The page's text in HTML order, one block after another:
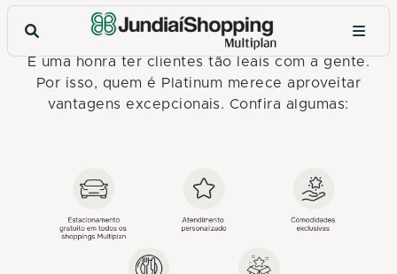
VANTAGENS PLATINUM
É uma honra ter clientes tão leais com a gente.
Por isso, quem é Platinum merece aproveitar
vantagens excepcionais. Confira algumas: